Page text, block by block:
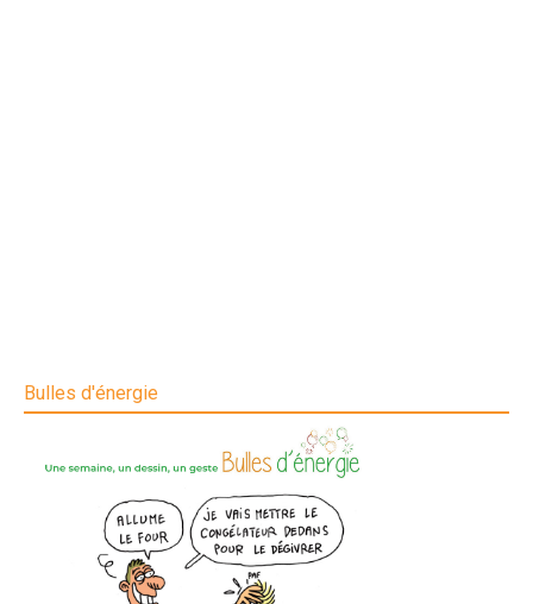
Bulles d'énergie